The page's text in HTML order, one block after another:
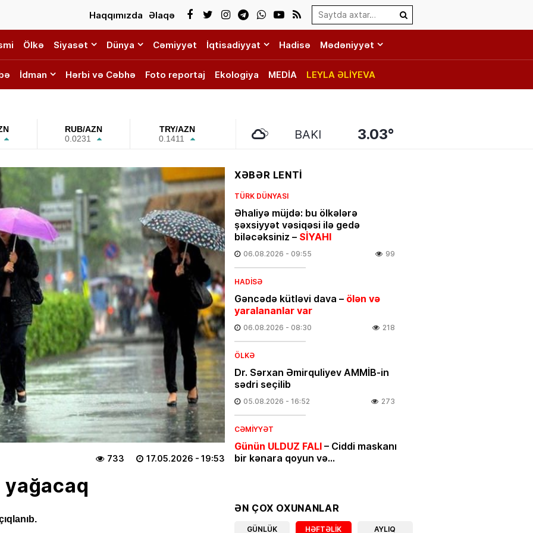
Search…
Haqqımızda Əlaqə
Ölkə Siyasət Dünya Cəmiyyət İqtisadiyyat Hadisə Mədəniyyət
İdman Hərbi və Cəbhə Foto reportaj Ekologiya MEDİA LEYLA ƏLİYEVA
RUB/AZN
0.0231
TRY/AZN
0.1411
BAKI 3.03°
17.05.2026 - 19:53
733
yağacaq
XƏBƏR LENTİ
TÜRK DÜNYASI
Əhaliyə müjdə: bu ölkələrə
şəxsiyyət vəsiqəsi ilə gedə
biləcəksiniz – SİYAHI
06.08.2026 - 09:55 99
HADISƏ
Gəncədə kütləvi dava – ölən və
yaralananlar var
06.08.2026 - 08:30 218
ÖLKƏ
Dr. Sərxan Əmirquliyev AMMİB-in
sədri seçilib
05.08.2026 - 16:52 273
CƏMIYYƏT
Günün ULDUZ FALI– Ciddi maskanı
bir kənara qoyun və…
İQTISADIYYAT
Azərbaycan mənşəli qeyri-neft-qaz
ƏN ÇOX OXUNANLAR
GÜNLÜK HƏFTƏLIK AYLIQ